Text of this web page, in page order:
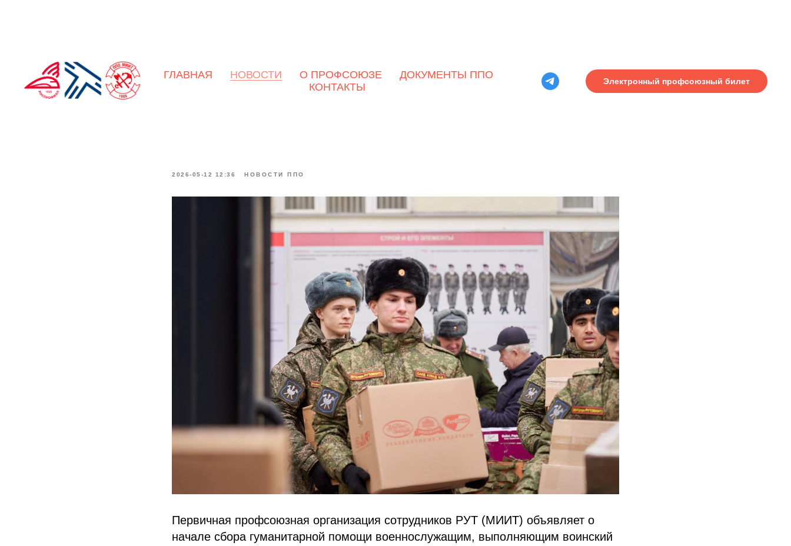
ГЛАВНАЯ НОВОСТИ О ПРОФСОЮЗЕ
ДОКУМЕНТЫ ППО
КОНТАКТЫ
Электронный профсоюзный билет
Сбор гуманитарной помощи
военнослужащим, выполняющим
2026-05-12 12:36 НОВОСТИ ППО
Первичная профсоюзная организация сотрудников РУТ (МИИТ) объявляет о
начале сбора гуманитарной помощи военнослужащим, выполняющим воинский